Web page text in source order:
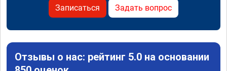
Записаться Задать вопрос
Отзывы о нас: рейтинг 5.0 на основании